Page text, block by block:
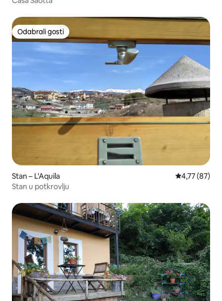
Odabrali gosti
Odabrali gosti
Stan – L'Aquila Prosječna
4,77 (87)
Stan u potkrovlju